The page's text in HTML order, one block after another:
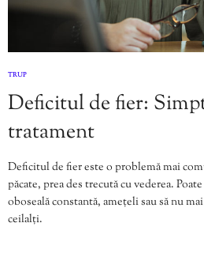
TRUP
Deficitul de fier:
tratament
Deficitul de fier este o problemă mai
păcate, prea des trecută cu vederea.
oboseală constantă, amețeli sau să nu
ceilalți.